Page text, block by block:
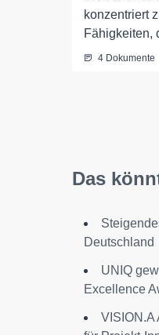
konzentriert
Fähigkeiten,
4 Dokumente
Das
Deutschland
UNIQ
Excellence
VISION.A